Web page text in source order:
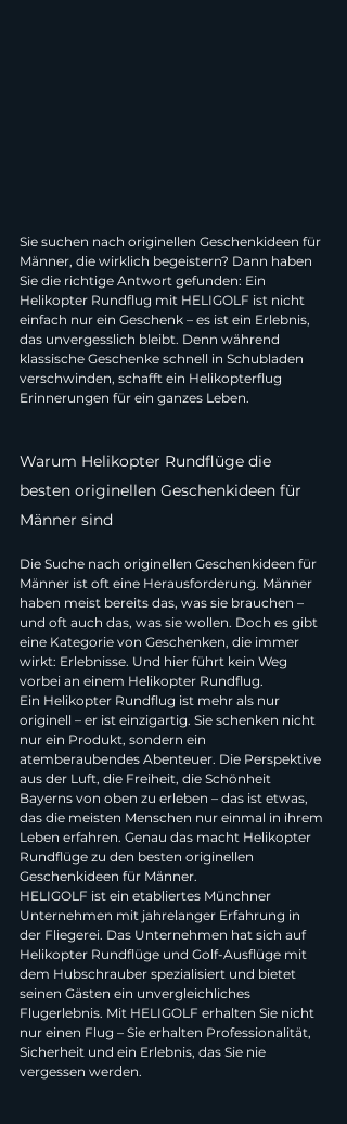
Sie suchen nach originellen Geschenkideen für
Männer, die wirklich begeistern? Dann haben
Sie die richtige Antwort gefunden: Ein
Helikopter Rundflug mit HELIGOLF ist nicht
einfach nur ein Geschenk – es ist ein Erlebnis,
das unvergesslich bleibt. Denn während
klassische Geschenke schnell in Schubladen
verschwinden, schafft ein Helikopterflug
Erinnerungen für ein ganzes Leben.
Warum Helikopter Rundflüge die
besten originellen Geschenkideen für
Männer sind
Die Suche nach originellen Geschenkideen für
Männer ist oft eine Herausforderung. Männer
haben meist bereits das, was sie brauchen –
und oft auch das, was sie wollen. Doch es gibt
eine Kategorie von Geschenken, die immer
wirkt: Erlebnisse. Und hier führt kein Weg
vorbei an einem Helikopter Rundflug.
Ein Helikopter Rundflug ist mehr als nur
originell – er ist einzigartig. Sie schenken nicht
nur ein Produkt, sondern ein
atemberaubendes Abenteuer. Die Perspektive
aus der Luft, die Freiheit, die Schönheit
Bayerns von oben zu erleben – das ist etwas,
das die meisten Menschen nur einmal in ihrem
Leben erfahren. Genau das macht Helikopter
Rundflüge zu den besten originellen
Geschenkideen für Männer.
HELIGOLF ist ein etabliertes Münchner
Unternehmen mit jahrelanger Erfahrung in
der Fliegerei. Das Unternehmen hat sich auf
Helikopter Rundflüge und Golf-Ausflüge mit
dem Hubschrauber spezialisiert und bietet
seinen Gästen ein unvergleichliches
Flugerlebnis. Mit HELIGOLF erhalten Sie nicht
nur einen Flug – Sie erhalten Professionalität,
Sicherheit und ein Erlebnis, das Sie nie
vergessen werden.